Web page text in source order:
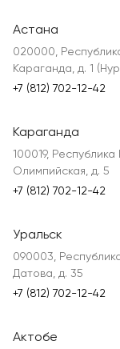
Астана
020000,
Караганда, д. 1
+7 (812) 702-12-42
Караганда
100019, Республика
Олимпийская, д. 5
+7 (812) 702-12-42
Уральск
090003,
Датова, д. 35
+7 (812) 702-12-42
Актобе